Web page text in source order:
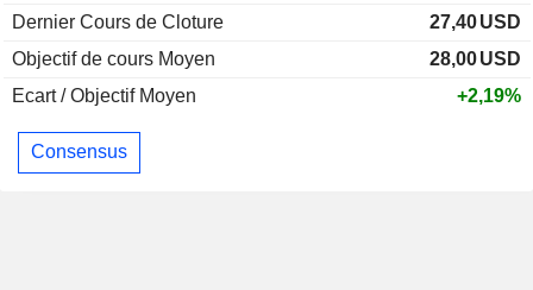
Dernier Cours de Cloture
27,40USD
Objectif de cours Moyen
28,00USD
Ecart / Objectif Moyen
+2,19%
Consensus